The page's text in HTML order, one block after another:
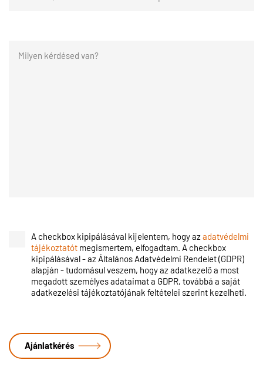
A checkbox kipipálásával kijelentem, hogy azadatvédelmi
tájékoztatót megismertem, elfogadtam. A checkbox
kipipálásával - az Általános Adatvédelmi Rendelet (GDPR)
alapján - tudomásul veszem, hogy az adatkezelő a most
megadott személyes adataimat a GDPR, továbbá a saját
adatkezelési tájékoztatójának feltételei szerint kezelheti.